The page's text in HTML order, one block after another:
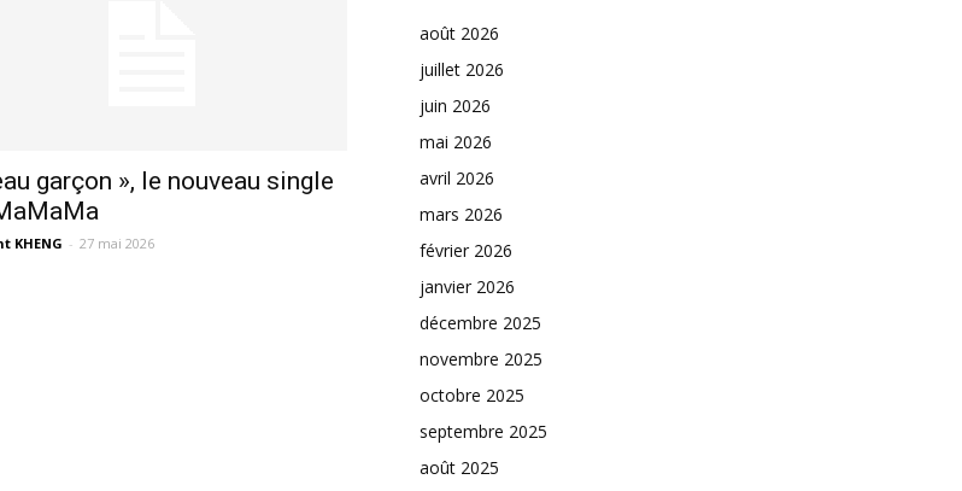
garçon », le nouveau single
KHENG - 27 mai 2026
août 2026
juillet 2026
juin 2026
mai 2026
avril 2026
mars 2026
février 2026
janvier 2026
décembre 2025
novembre 2025
octobre 2025
septembre 2025
août 2025